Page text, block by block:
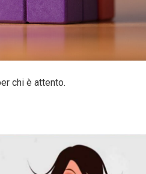
chi è attento.